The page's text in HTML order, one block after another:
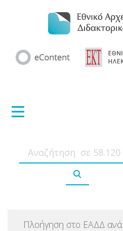
Πλοήγηση στο ΕΑΔΔ ανά